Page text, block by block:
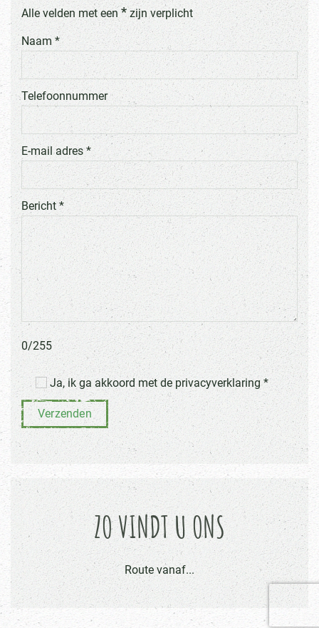
Alle velden met een * zijn verplicht
Naam *
Telefoonnummer
E-mail adres *
Bericht *
0/255
Ja, ik ga akkoord met de privacyverklaring *
Verzenden
ZO VINDT U ONS
Route vanaf...